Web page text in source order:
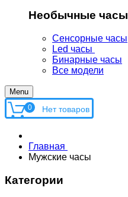
Необычные часы
Сенсорные часы
Led часы
Бинарные часы
Все модели
Menu
0
Главная
Мужские часы
Категории